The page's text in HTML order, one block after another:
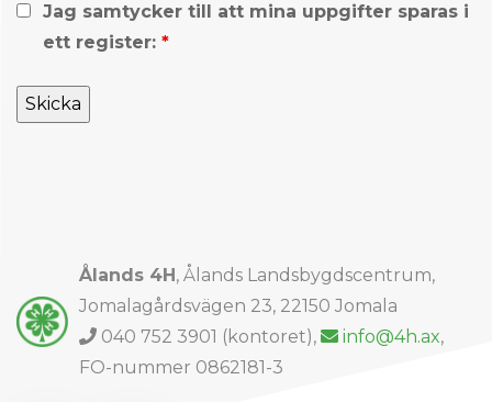
Jag samtycker till att mina uppgifter sparas i
ett register: *
Ålands 4H, Ålands Landsbygdscentrum,
Jomalagårdsvägen 23, 22150 Jomala
Phone number
040 752 3901 (kontoret), Email address
info@4h.ax,
FO-nummer 0862181-3